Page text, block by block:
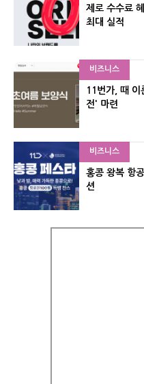
제로 수수료
최대 실적
비즈니스
11번가, 때 이
전' 마련
비즈니스
홍콩 왕복 항
션